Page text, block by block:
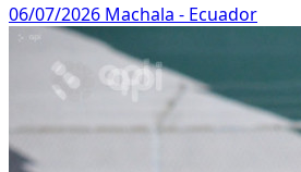
06/07/2026 Machala - Ecuador